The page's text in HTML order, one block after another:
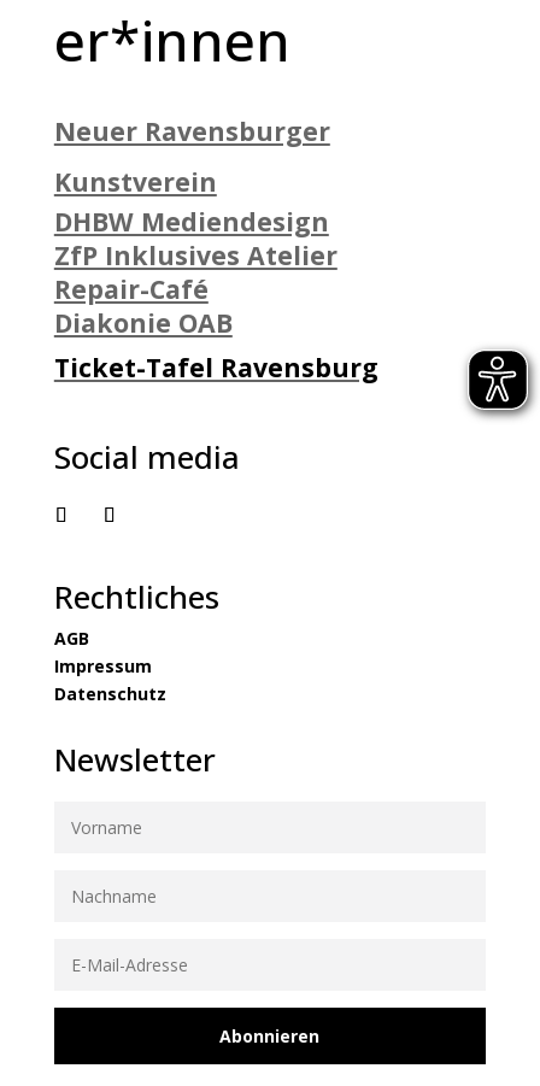
er*innen
Neuer Ravensburger
Kunstverein
DHBW Mediendesign
ZfP Inklusives Atelier
Repair-Café
Diakonie OAB
Ticket-Tafel Ravensburg
Social media
Rechtliches
AGB
Impressum
Datenschutz
Newsletter
Abonnieren